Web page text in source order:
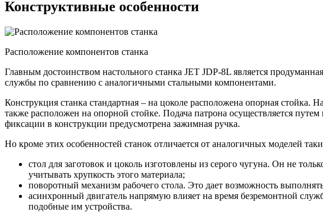
Конструктивные особенности
Расположение компонентов станка
Главным достоинством настольного станка JET JDP-8L является
службы по сравнению с аналогичными стальными компонентами.
Конструкция станка стандартная – на цоколе расположена опорная
также расположен на опорной стойке. Подача патрона осуществляется
фиксации в конструкции предусмотрена зажимная ручка.
Но кроме этих особенностей станок отличается от аналогичных моделей
стол для заготовок и цоколь изготовлены из серого чугуна. Он не
учитывать хрупкость этого материала;
поворотный механизм рабочего стола. Это дает возможность
асинхронный двигатель напрямую влияет на время безремонтной
подобные им устройства.